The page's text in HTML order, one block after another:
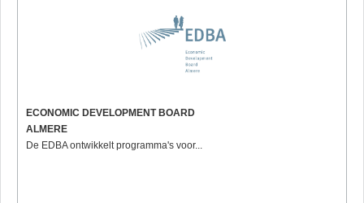
ECONOMIC DEVELOPMENT BOARD
ALMERE
De EDBA ontwikkelt programma's voor...